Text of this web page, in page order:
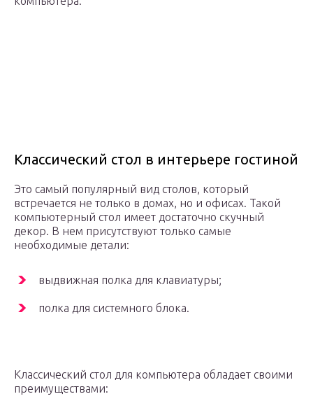
Классический стол в интерьере гостиной
Это самый популярный вид столов, который
встречается не только в домах, но и офисах. Такой
компьютерный стол имеет достаточно скучный
декор. В нем присутствуют только самые
необходимые детали:
выдвижная полка для клавиатуры;
полка для системного блока.
Классический стол для компьютера обладает своими
преимуществами: